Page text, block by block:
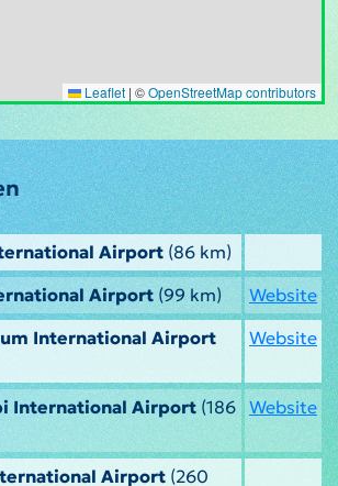
Leaflet | ©OpenStreetMap contributors
Airport (86 km)
Airport(99 km)
Website
International Airport
Website
International Airport(186 Website
Airport (260